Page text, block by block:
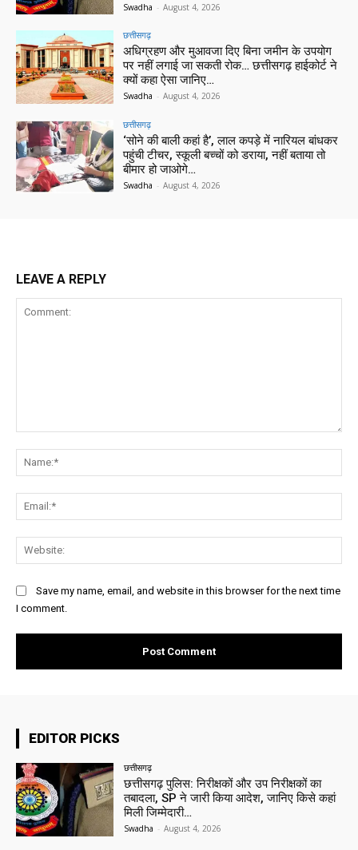
Swadha - August 4, 2026
छत्तीसगढ़
अधिग्रहण और मुआवजा दिए बिना जमीन के उपयोग
पर नहीं लगाई जा सकती रोक… छत्तीसगढ़ हाईकोर्ट ने
क्यों कहा ऐसा जानिए…
Swadha - August 4, 2026
छत्तीसगढ़
‘सोने की बाली कहां है’, लाल कपड़े में नारियल बांधकर
पहुंची टीचर, स्कूली बच्चों को डराया, नहीं बताया तो
बीमार हो जाओगे…
Swadha - August 4, 2026
LEAVE A REPLY
Save my name, email, and website in this browser for the next time
I comment.
EDITOR PICKS
छत्तीसगढ़
छत्तीसगढ़ पुलिस: निरीक्षकों और उप निरीक्षकों का
तबादला, SP ने जारी किया आदेश, जानिए किसे कहां
मिली जिम्मेदारी…
Swadha - August 4, 2026